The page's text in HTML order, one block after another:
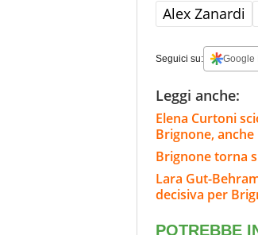
Alex Zanardi
Seguici su: Google
Leggi anche:
Elena Curtoni
Brignone, anche
Brignone torna
Lara Gut-
decisiva per